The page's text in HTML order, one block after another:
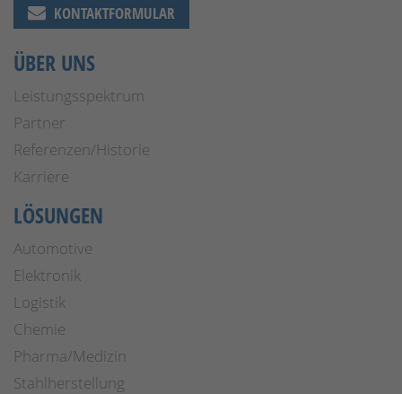
KONTAKTFORMULAR
ÜBER UNS
Leistungsspektrum
Partner
Referenzen/Historie
Karriere
LÖSUNGEN
Automotive
Elektronik
Logistik
Chemie
Pharma/Medizin
Stahlherstellung